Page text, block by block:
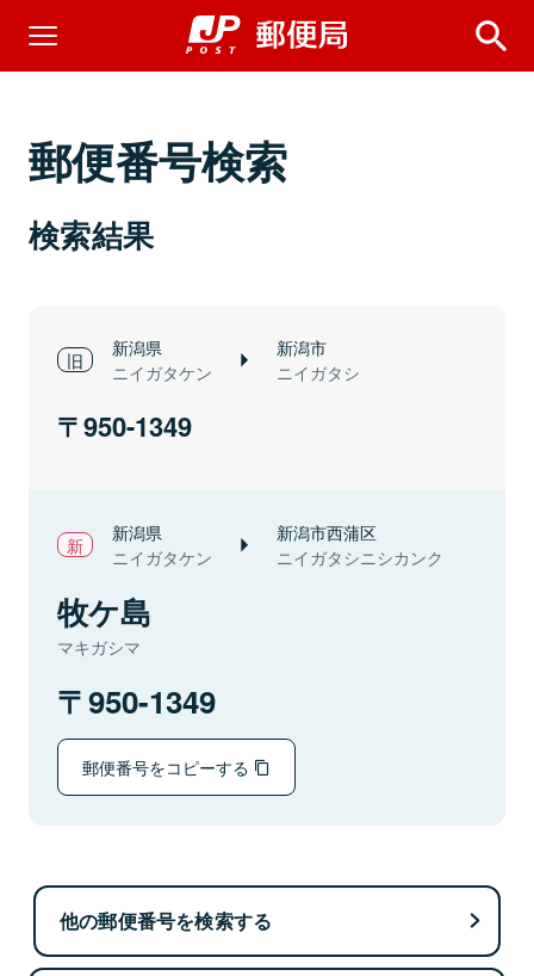
郵便番号検索
検索結果
新潟県
ニイガタケン
新潟市
ニイガタシ
950-1349
新潟県
ニイガタケン
新潟市西蒲区
ニイガタシニシカンク
牧ケ島
マキガシマ
950-1349
郵便番号をコピーする
他の郵便番号を検索する